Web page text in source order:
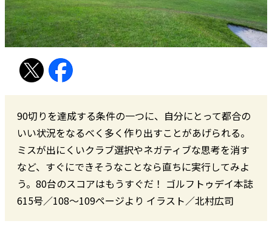
90切りを達成する条件の一つに、自分にとって都合の
いい状況をなるべく多く作り出すことがあげられる。
ミスが出にくいクラブ選択やネガティブな思考を消す
など、すぐにできそうなことなら直ちに実行してみよ
う。80台のスコアはもうすぐだ！ ゴルフトゥデイ本誌
615号／108〜109ページより イラスト／北村広司